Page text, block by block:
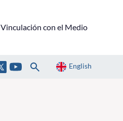
Vinculación con el Medio
English